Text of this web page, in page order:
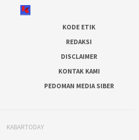
KODE ETIK
REDAKSI
DISCLAIMER
KONTAK KAMI
PEDOMAN MEDIA SIBER
KABARTODAY